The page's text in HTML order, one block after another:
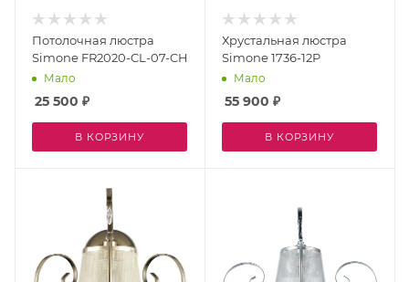
Потолочная люстра
Simone FR2020-CL-07-CH
Мало
25 500 ₽
В КОРЗИНУ
Хрустальная люстра
Simone 1736-12P
Мало
55 900 ₽
В КОРЗИНУ